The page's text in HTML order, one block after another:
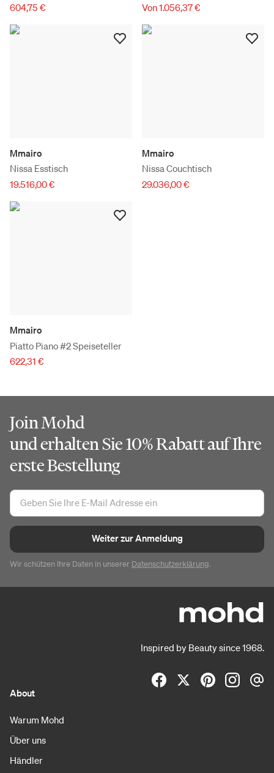
604,75 €
Von 1.056,37 €
Mmairo
Nissa Esstisch
19.516,00 €
Mmairo
Nissa Couchtisch
29.036,00 €
Mmairo
Piatto Piano #2 Speiseteller
622,31 €
Join Mohd
und erhalten Sie 10% Rabatt auf Ihre
erste Bestellung
Weiter zur Anmeldung
Wir schützen Ihre Daten in unserer Datenschutzerklärung.
Inspired by Beauty since 1968.
About
Warum Mohd
Über uns
Händler